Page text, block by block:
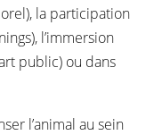
la participation
l’immersion
public) ou dans
l’animal au sein